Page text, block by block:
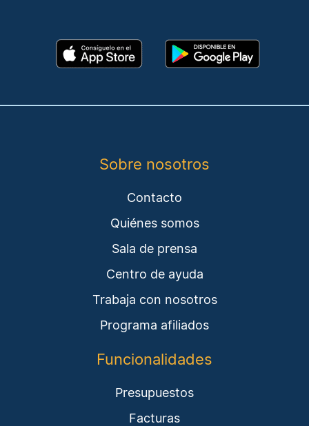
Sobre nosotros
Contacto
Quiénes somos
Sala de prensa
Centro de ayuda
Trabaja con nosotros
Programa afiliados
Funcionalidades
Presupuestos
Facturas